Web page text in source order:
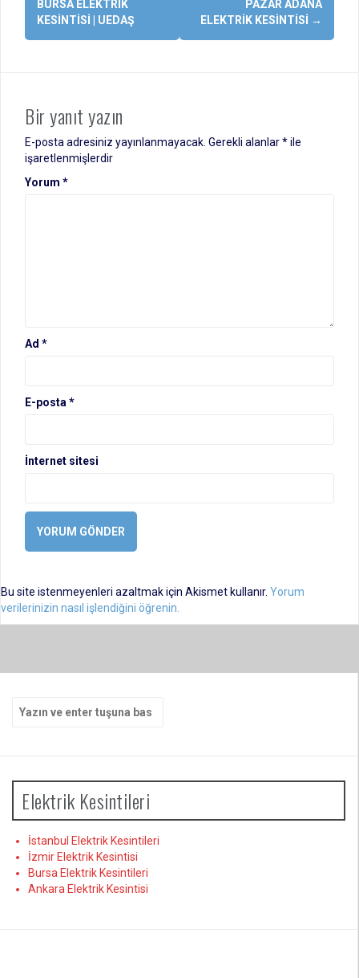
dolaşımı
BURSA ELEKTRIK
KESINTISI | UEDAŞ
PAZAR ADANA
ELEKTRIK KESINTISI →
Bir yanıt yazın
E-posta adresiniz yayınlanmayacak. Gerekli alanlar*ile
işaretlenmişlerdir
Yorum *
Ad *
E-posta *
İnternet sitesi
Bu site istenmeyenleri azaltmak için Akismet kullanır. Yorum
verilerinizin nasıl işlendiğini öğrenin.
yap:
Elektrik Kesintileri
İstanbul Elektrik Kesintileri
İzmir Elektrik Kesintisi
Bursa Elektrik Kesintileri
Ankara Elektrik Kesintisi